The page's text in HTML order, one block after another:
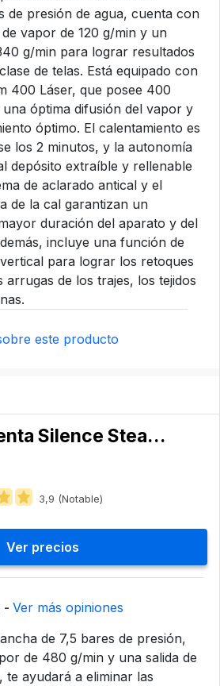
de presión de agua, cuenta con
vapor de 120 g/min y un
g/min para lograr resultados
de telas. Está equipado con
400 Láser, que posee 400
óptima difusión del vapor y
óptimo. El calentamiento es
los 2 minutos, y la autonomía
depósito extraíble y rellenable
de aclarado antical y el
de la cal garantizan un
duración del aparato y del
incluye una función de
para lograr los retoques
arrugas de los trajes, los tejidos
este producto
Rowenta Silence Steam Pro DG9222
3,9 (Notable)
Ver precios
- Ver más opiniones
de 7,5 bares de presión,
de 480 g/min y una salida de
ayudará a eliminar las